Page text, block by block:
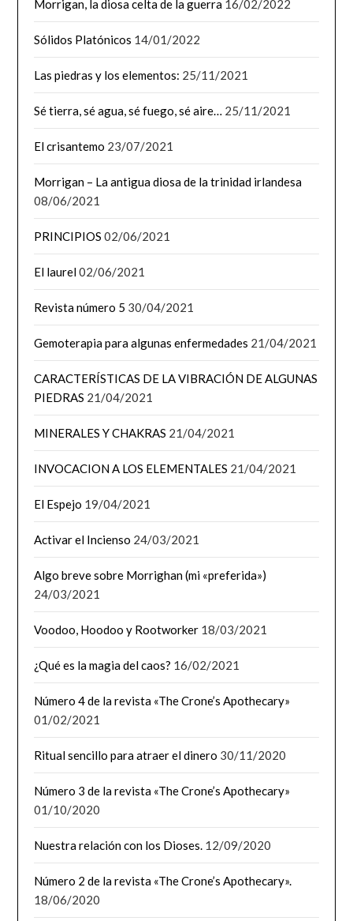
Morrigan, la diosa celta de la guerra 16/02/2022
Sólidos Platónicos 14/01/2022
Las piedras y los elementos: 25/11/2021
Sé tierra, sé agua, sé fuego, sé aire… 25/11/2021
El crisantemo 23/07/2021
Morrigan – La antigua diosa de la trinidad irlandesa
08/06/2021
PRINCIPIOS 02/06/2021
El laurel02/06/2021
Revista número 5 30/04/2021
Gemoterapia para algunas enfermedades 21/04/2021
CARACTERÍSTICAS DE LA VIBRACIÓN DE ALGUNAS
PIEDRAS 21/04/2021
MINERALES Y CHAKRAS 21/04/2021
INVOCACION A LOS ELEMENTALES 21/04/2021
El Espejo 19/04/2021
Activar el Incienso 24/03/2021
Algo breve sobre Morrighan (mi «preferida»)
24/03/2021
Voodoo, Hoodoo y Rootworker 18/03/2021
¿Qué es la magia del caos? 16/02/2021
Número 4 de la revista «The Crone’s Apothecary»
01/02/2021
Ritual sencillo para atraer el dinero 30/11/2020
Número 3 de la revista «The Crone’s Apothecary»
01/10/2020
Nuestra relación con los Dioses. 12/09/2020
Número 2 de la revista «The Crone’s Apothecary».
18/06/2020